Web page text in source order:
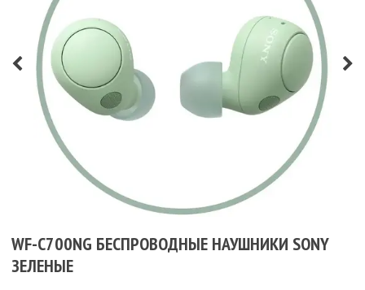
WF-C700NG БЕСПРОВОДНЫЕ НАУШНИКИ SONY
ЗЕЛЕНЫЕ